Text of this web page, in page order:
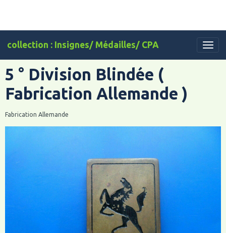
collection : Insignes/ Médailles/ CPA
5 ° Division Blindée (
Fabrication Allemande )
Fabrication Allemande